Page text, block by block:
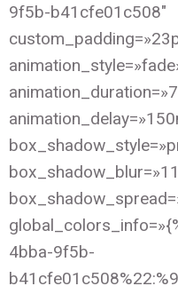
9f5b-b41cfe01c508″
4bba-9f5b-